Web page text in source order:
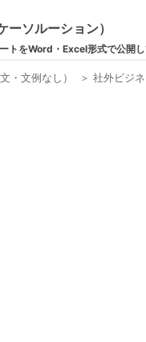
ソルーション）
トをWord・Excel形式で公開
・文例なし） ＞社外ビジ